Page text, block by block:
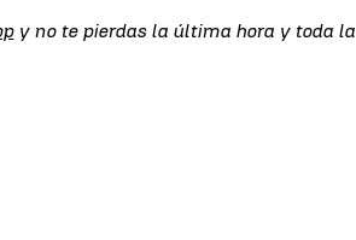
y no te pierdas la última hora y toda la